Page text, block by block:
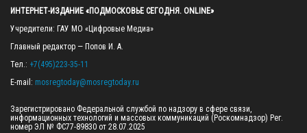
ИНТЕРНЕТ-ИЗДАНИЕ «ПОДМОСКОВЬЕ СЕГОДНЯ. ONLINE»
Учредители: ГАУ МО «Цифровые Медиа»
Главный редактор — Попов И. А.
Тел.: +7(495)223-35-11
E-mail: mosregtoday@mosregtoday.ru
Зарегистрировано Федеральной службой по надзору в сфере связи,
информационных технологий и массовых коммуникаций (Роскомнадзор) Рег.
номер ЭЛ № ФС77-89830 от 28.07.2025